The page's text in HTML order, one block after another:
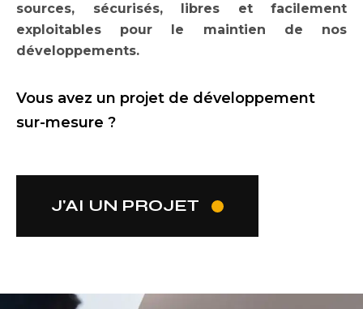
sources, sécurisés, libres et facilement
exploitables pour le maintien de nos
développements.
Vous avez un projet de développement
sur-mesure ?
J'AI UN PROJET